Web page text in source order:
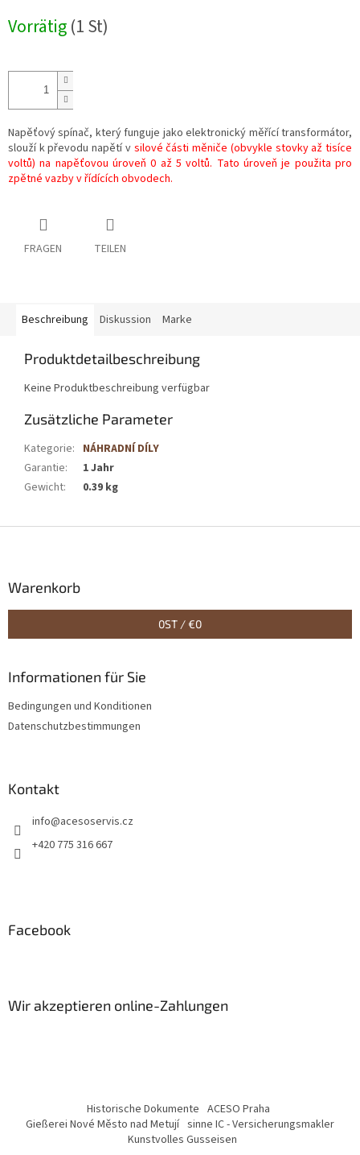
Vorrätig(1 St)
Napěťový spínač, který funguje jako elektronický měřící transformátor,
slouží k převodu napětí vsilové části měniče (obvykle stovky až tisíce
voltů) na napěťovou úroveň 0 až 5 voltů. Tato úroveň je použita pro
zpětné vazby v řídících obvodech.
FRAGEN TEILEN
Beschreibung Diskussion Marke
Produktdetailbeschreibung
Keine Produktbeschreibung verfügbar
Zusätzliche Parameter
Kategorie: NÁHRADNÍ DÍLY
Garantie:
1 Jahr
Gewicht: 0.39 kg
Warenkorb
0ST /€0
Informationen für Sie
Bedingungen und Konditionen
Datenschutzbestimmungen
Kontakt
info@acesoservis.cz
+420 775 316 667
Facebook
Wir akzeptieren online-Zahlungen
Historische Dokumente ACESO Praha
Gießerei Nové Město nad Metují sinne IC - Versicherungsmakler
Kunstvolles Gusseisen